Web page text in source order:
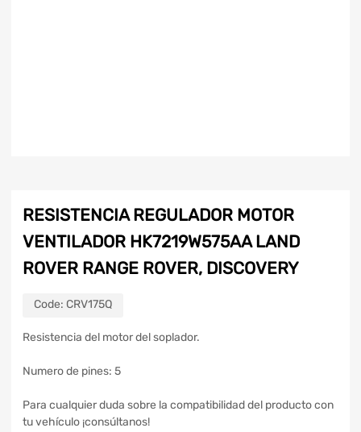
RESISTENCIA REGULADOR MOTOR
VENTILADOR HK7219W575AA LAND
ROVER RANGE ROVER, DISCOVERY
Code: CRV175Q
Resistencia del motor del soplador.
Numero de pines: 5
Para cualquier duda sobre la compatibilidad del producto con
tu vehículo ¡consúltanos!